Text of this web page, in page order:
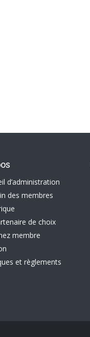
d’administration
des membres
de choix
membre
et règlements